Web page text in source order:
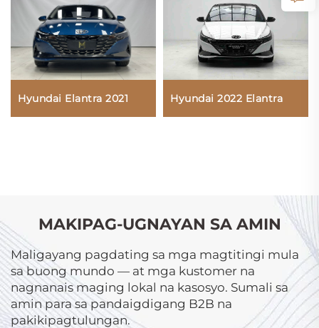
Hyundai Elantra 2021 Hyundai 2022 Elantra
MAKIPAG-UGNAYAN SA AMIN
Maligayang pagdating sa mga magtitingi mula
sa buong mundo — at mga kustomer na
nagnanais maging lokal na kasosyo. Sumali sa
amin para sa pandaigdigang B2B na
pakikipagtulungan.